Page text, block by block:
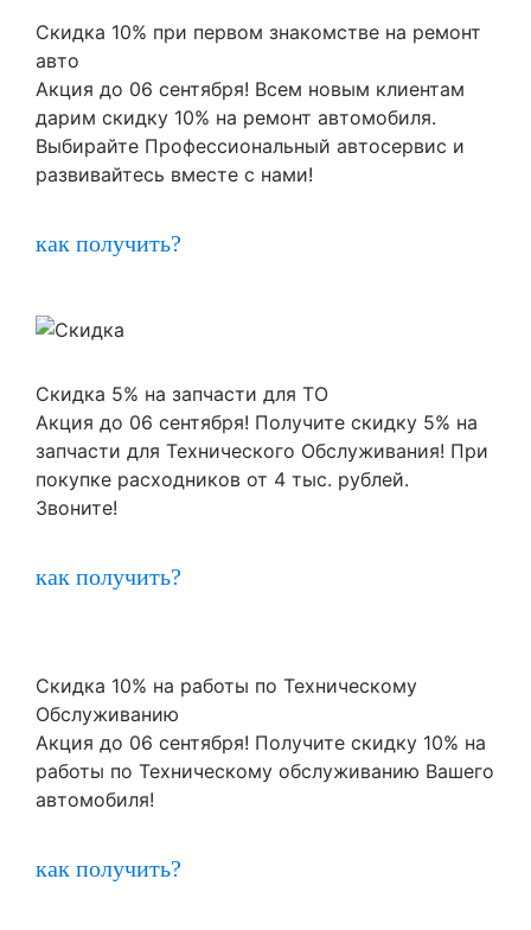
Скидка 10% при первом знакомстве на ремонт
авто
Акция до 06 сентября! Всем новым клиентам
дарим скидку 10% на ремонт автомобиля.
Выбирайте Профессиональный автосервис и
развивайтесь вместе с нами!
как получить?
Скидка 5% на запчасти для ТО
Акция до 06 сентября! Получите скидку 5% на
запчасти для Технического Обслуживания! При
покупке расходников от 4 тыс. рублей.
Звоните!
как получить?
Скидка 10% на работы по Техническому
Обслуживанию
Акция до 06 сентября! Получите скидку 10% на
работы по Техническому обслуживанию Вашего
автомобиля!
как получить?